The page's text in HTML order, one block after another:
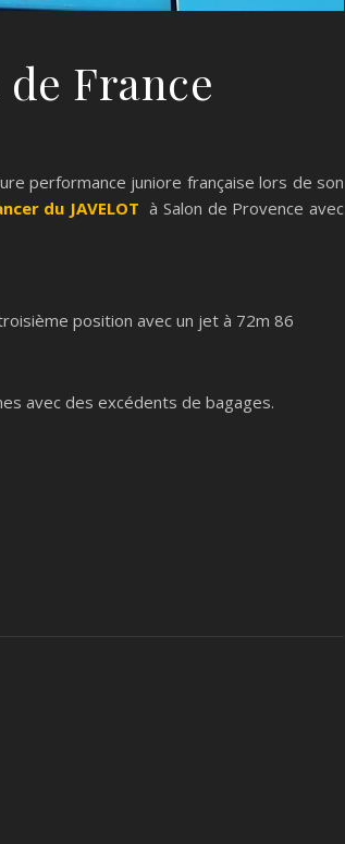
France
performance juniore française lors de son
du JAVELOT à Salon de Provence avec
position avec un jet à 72m 86
avec des excédents de bagages.